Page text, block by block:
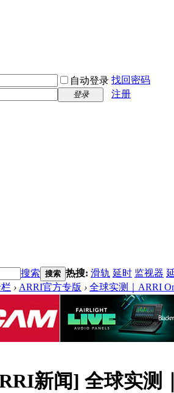
自动登录 找回密码
登录 注册
搜索 搜索 热搜: 滑轨 延时 监视器
› ARRI官方专版 › 全球实测｜ARRI
新闻] 全球实测